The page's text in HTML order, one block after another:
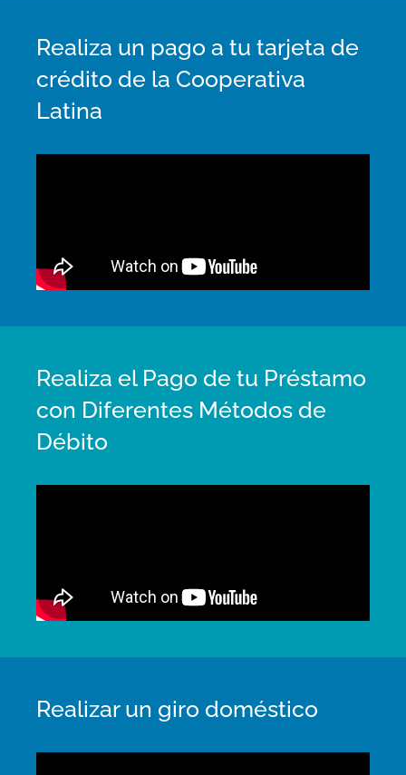
Realiza un pago a tu tarjeta de
crédito de la Cooperativa
Latina
Realiza el Pago de tu Préstamo
con Diferentes Métodos de
Débito
Realizar un giro doméstico